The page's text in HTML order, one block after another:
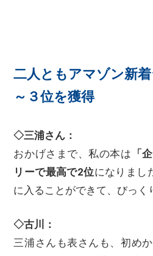
二人ともアマゾン新
～３位を獲得
◇三浦さん：
おかげさまで、私の本は 「
リーで最高で2位になりまし
に入ることができて、びっく
◇古川：
三浦さんも表さんも、初め